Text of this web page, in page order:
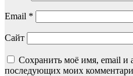
Email *
Сайт
Сохранить моё имя, email и
последующих моих